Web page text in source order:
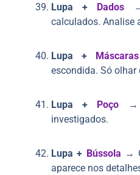
Lupa + Dados
calculados. Analise
Lupa + Máscaras
escondida. Só olhar
Lupa + Poço
→
investigados.
Lupa + Bússola →
aparece nos